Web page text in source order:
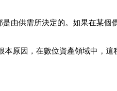
由供需所決定的。如果在某
原因，在數位資產領域中，這